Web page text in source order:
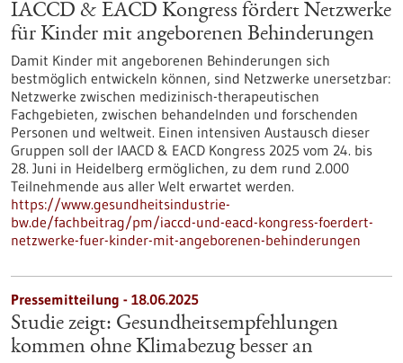
IACCD & EACD Kongress fördert Netzwerke
für Kinder mit angeborenen Behinderungen
Damit Kinder mit angeborenen Behinderungen sich
bestmöglich entwickeln können, sind Netzwerke unersetzbar:
Netzwerke zwischen medizinisch-therapeutischen
Fachgebieten, zwischen behandelnden und forschenden
Personen und weltweit. Einen intensiven Austausch dieser
Gruppen soll der IAACD & EACD Kongress 2025 vom 24. bis
28. Juni in Heidelberg ermöglichen, zu dem rund 2.000
Teilnehmende aus aller Welt erwartet werden.
https://www.gesundheitsindustrie-
bw.de/fachbeitrag/pm/iaccd-und-eacd-kongress-foerdert-
netzwerke-fuer-kinder-mit-angeborenen-behinderungen
Pressemitteilung - 18.06.2025
Studie zeigt: Gesundheitsempfehlungen
kommen ohne Klimabezug besser an